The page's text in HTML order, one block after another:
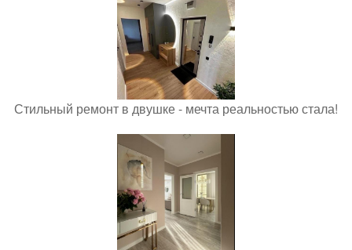
Стильный ремонт в двушке - мечта реальностью стала!